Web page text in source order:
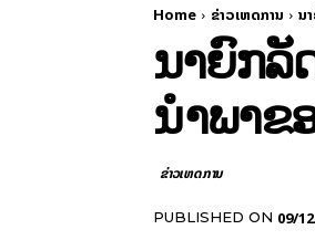
Home ຂ່າວເຫດການ ນ
ນາຍົກລັ
ນຳພາຂ
ຂ່າວເຫດການ
PUBLISHED ON 09/